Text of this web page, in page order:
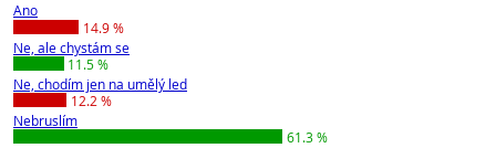
Ano
14.9 %
Ne, ale chystám se
11.5 %
Ne, chodím jen na umělý led
12.2 %
Nebruslím
61.3 %